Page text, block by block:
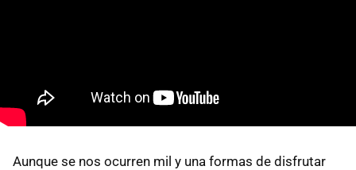
Aunque se nos ocurren mil y una formas de disfrutar